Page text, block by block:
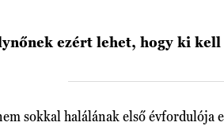
ezért lehet, hogy ki
sokkal halálának első évfordulója